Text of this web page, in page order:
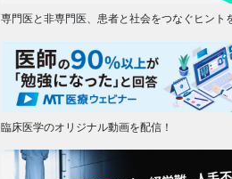
専門医と非専門医、患者と社会をつなぐヒント
臨床医学のオリジナル動画を配信！